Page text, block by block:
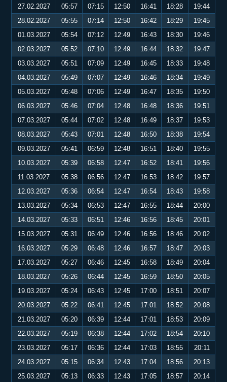
27.02.2027
05:57 07:15 12:50 16:41 18:28
19:44
28.02.2027
05:55 07:14 12:50 16:42 18:29
19:45
01.03.2027
05:54 07:12 12:49 16:43 18:30
19:46
02.03.2027
05:52 07:10 12:49 16:44 18:32
19:47
03.03.2027
05:51 07:09 12:49 16:45 18:33
19:48
04.03.2027
05:49 07:07 12:49 16:46 18:34
19:49
05.03.2027
05:48 07:06 12:49 16:47 18:35
19:50
06.03.2027
05:46 07:04 12:48 16:48 18:36
19:51
07.03.2027
05:44 07:02 12:48 16:49 18:37
19:53
08.03.2027
05:43 07:01 12:48 16:50 18:38
19:54
09.03.2027
05:41 06:59 12:48 16:51 18:40
19:55
10.03.2027
05:39 06:58 12:47 16:52 18:41
19:56
11.03.2027
05:38 06:56 12:47 16:53 18:42
19:57
12.03.2027
05:36 06:54 12:47 16:54 18:43
19:58
13.03.2027
05:34 06:53 12:47 16:55 18:44
20:00
14.03.2027
05:33 06:51 12:46 16:56 18:45
20:01
15.03.2027
05:31 06:49 12:46 16:56 18:46
20:02
16.03.2027
05:29 06:48 12:46 16:57 18:47
20:03
17.03.2027
05:27 06:46 12:45 16:58 18:49
20:04
18.03.2027
05:26 06:44 12:45 16:59 18:50
20:05
19.03.2027
05:24 06:43 12:45 17:00 18:51
20:07
20.03.2027
05:22 06:41 12:45 17:01 18:52
20:08
21.03.2027
05:20 06:39 12:44 17:01 18:53
20:09
22.03.2027
05:19 06:38 12:44 17:02 18:54
20:10
23.03.2027
05:17 06:36 12:44 17:03 18:55
20:11
24.03.2027
05:15 06:34 12:43 17:04 18:56
20:13
25.03.2027
05:13 06:33 12:43 17:05 18:57
20:14